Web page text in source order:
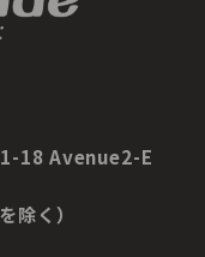
1-18 Avenue2-E
除く）